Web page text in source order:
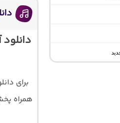
برای
همراه پخش